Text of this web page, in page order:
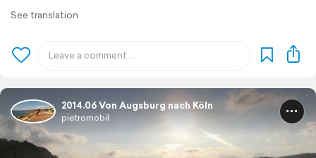
See translation
2014.06 Von Augsburg nach Köln
pietromobil